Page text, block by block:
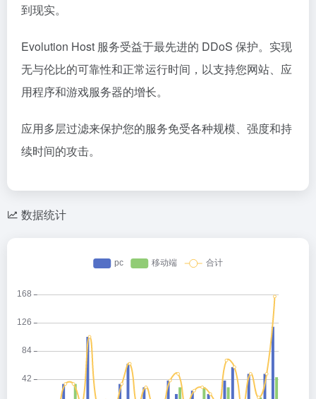
到现实。
Evolution Host 服务受益于最先进的 DDoS 保护。实现
无与伦比的可靠性和正常运行时间，以支持您网站、应
用程序和游戏服务器的增长。
应用多层过滤来保护您的服务免受各种规模、强度和持
续时间的攻击。
数据统计